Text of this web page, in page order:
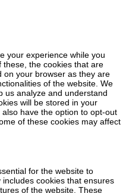
your experience while you
these, the cookies that are
on your browser as they are
of the website. We
us analyze and understand
will be stored in your
have the option to opt-out
of these cookies may affect
for the website to
cookies that ensures
of the website. These